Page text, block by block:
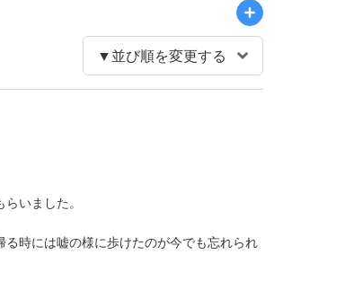
いました。
時には嘘の様に歩けたのが今でも忘れられ